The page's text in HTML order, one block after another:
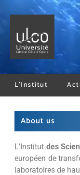
L’Institut
About us
L’Institut des
européen de
laboratoires de